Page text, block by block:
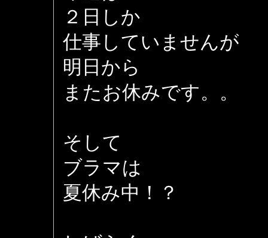
２日しか
仕事していませんが
明日から
またお休みです。。
そして
ブラマは
夏休み中！？